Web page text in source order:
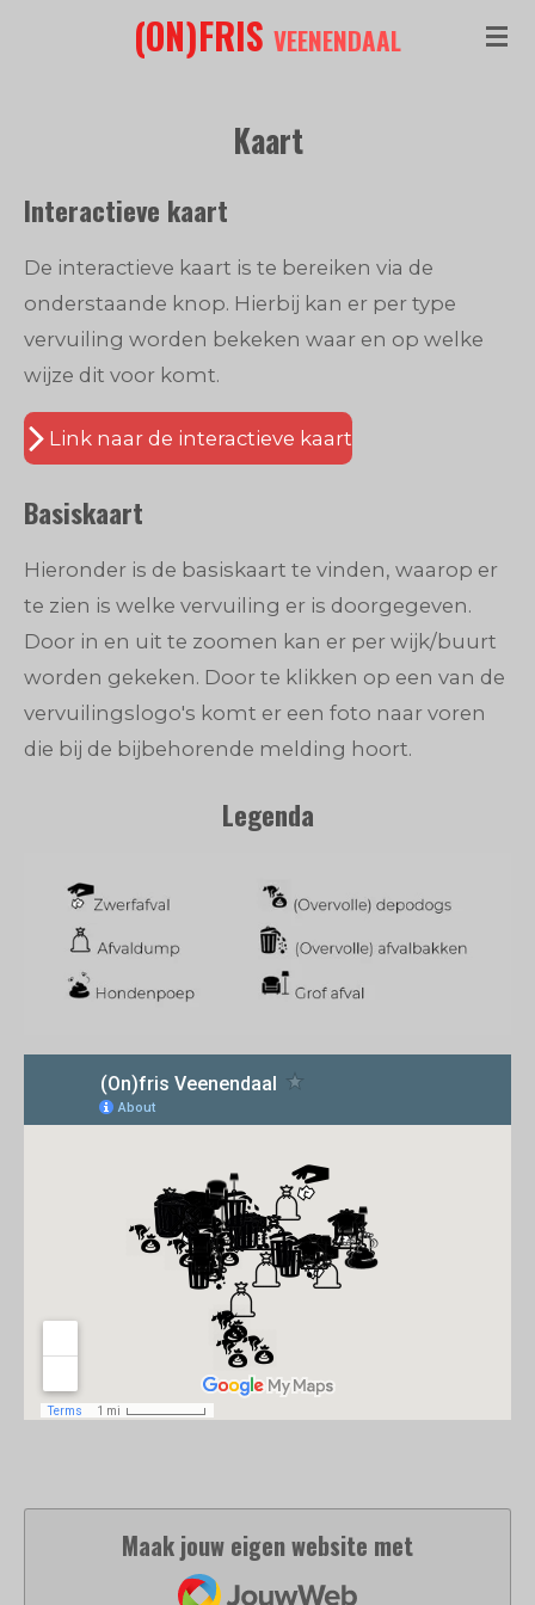
(ON)FRIS VEENENDAAL
Kaart
Interactieve kaart
De interactieve kaart is te bereiken via de
onderstaande knop. Hierbij kan er per type
vervuiling worden bekeken waar en op welke
wijze dit voor komt.
Link naar de interactieve kaart
Basiskaart
Hieronder is de basiskaart te vinden, waarop er
te zien is welke vervuiling er is doorgegeven.
Door in en uit te zoomen kan er per wijk/buurt
worden gekeken. Door te klikken op een van de
vervuilingslogo's komt er een foto naar voren
die bij de bijbehorende melding hoort.
Legenda
Maak jouw eigen website met
JouwWeb